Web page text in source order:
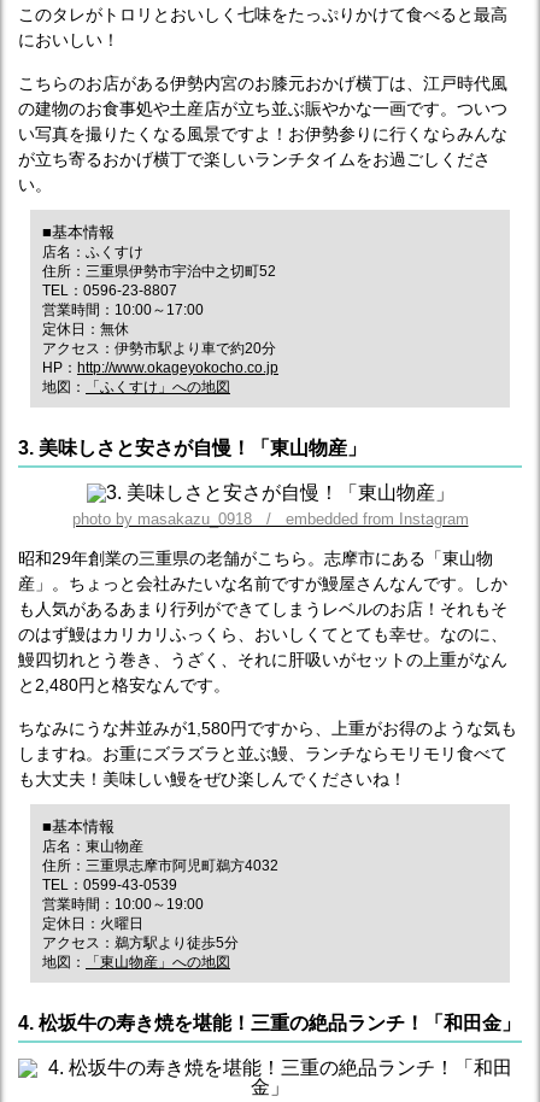
このタレがトロリとおいしく七味をたっぷりかけて食べると最高
においしい！
こちらのお店がある伊勢内宮のお膝元おかげ横丁は、江戸時代風
の建物のお食事処や土産店が立ち並ぶ賑やかな一画です。ついつ
い写真を撮りたくなる風景ですよ！お伊勢参りに行くならみんな
が立ち寄るおかげ横丁で楽しいランチタイムをお過ごしくださ
い。
■基本情報
店名：ふくすけ
住所：三重県伊勢市宇治中之切町52
TEL：0596-23-8807
営業時間：10:00～17:00
定休日：無休
アクセス：伊勢市駅より車で約20分
HP： http://www.okageyokocho.co.jp
地図：
「ふくすけ」への地図
3. 美味しさと安さが自慢！「東山物産」
photo by masakazu_0918 / embedded from Instagram
昭和29年創業の三重県の老舗がこちら。志摩市にある「東山物
産」。ちょっと会社みたいな名前ですが鰻屋さんなんです。しか
も人気があるあまり行列ができてしまうレベルのお店！それもそ
のはず鰻はカリカリふっくら、おいしくてとても幸せ。なのに、
鰻四切れとう巻き、うざく、それに肝吸いがセットの上重がなん
と2,480円と格安なんです。
ちなみにうな丼並みが1,580円ですから、上重がお得のような気も
しますね。お重にズラズラと並ぶ鰻、ランチならモリモリ食べて
も大丈夫！美味しい鰻をぜひ楽しんでくださいね！
■基本情報
店名：東山物産
住所：三重県志摩市阿児町鵜方4032
TEL：0599-43-0539
営業時間：10:00～19:00
定休日：火曜日
アクセス：鵜方駅より徒歩5分
地図：
「東山物産」への地図
4. 松坂牛の寿き焼を堪能！三重の絶品ランチ！「和田金」